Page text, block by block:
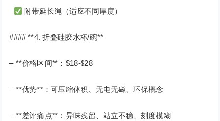
附带延长绳（适应不同厚度）
#### **4. 折叠硅胶水杯/碗**
– **价格区间**：$18-$28
– **优势**：可压缩体积、无电无磁、环保概念
– **差评痛点**：异味残留、站立不稳、刻度模糊